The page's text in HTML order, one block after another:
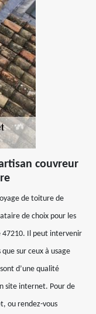
couvreur
de toiture de
de choix pour les
47210. Il peut intervenir
sur ceux à usage
d’une qualité
site internet. Pour de
ou rendez-vous